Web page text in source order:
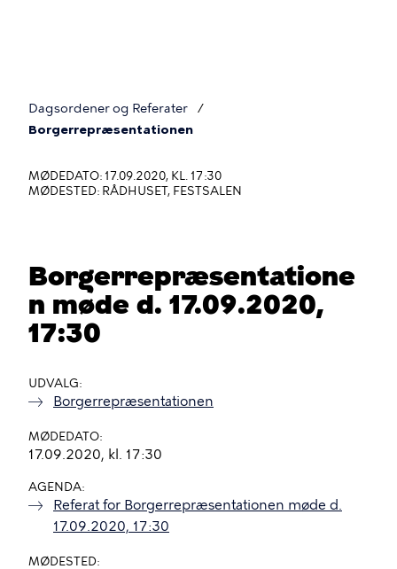
Du
her
Dagsordener og Referater
Borgerrepræsentationen
MØDEDATO: 17.09.2020, KL. 17:30
MØDESTED: RÅDHUSET, FESTSALEN
Borgerrepræsentatione
n møde d. 17.09.2020,
17:30
UDVALG
Borgerrepræsentationen
MØDEDATO
17.09.2020, kl. 17:30
AGENDA
Referat for Borgerrepræsentationen møde d.
17.09.2020, 17:30
MØDESTED